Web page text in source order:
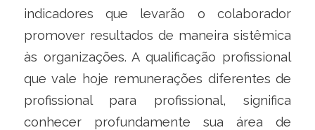
indicadores que levarão o colaborador
promover resultados de maneira sistêmica
às organizações. A qualificação profissional
que vale hoje remunerações diferentes de
profissional para profissional, significa
conhecer profundamente sua área de